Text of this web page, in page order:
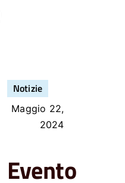
Notizie
Maggio 22,
2024
Evento